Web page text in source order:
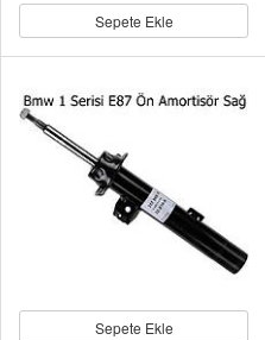
Sepete Ekle
Sepete Ekle